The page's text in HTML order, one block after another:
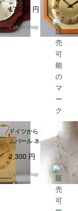
壁時計 ウッドｘブラス
クロック 壁掛け時計 ヴ
ィンテージ_260724 ic
0131
17,000 円
Callum shop
ドイツから コスチュー
ムパール ネックレス ロ
ング コスチュームジュ
エリー アクセサリー ア
ンティーク_260727 ia
0046
2,300 円
Callum shop